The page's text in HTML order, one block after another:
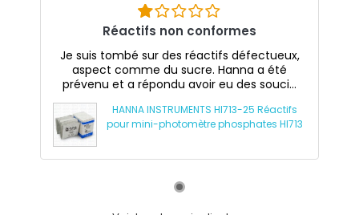
Réactifs non conformes
Je suis tombé sur des réactifs défectueux,
aspect comme du sucre. Hanna a été
prévenu et a répondu avoir eu des souci...
HANNA INSTRUMENTS HI713-25 Réactifs
pour mini-photomètre phosphates HI713